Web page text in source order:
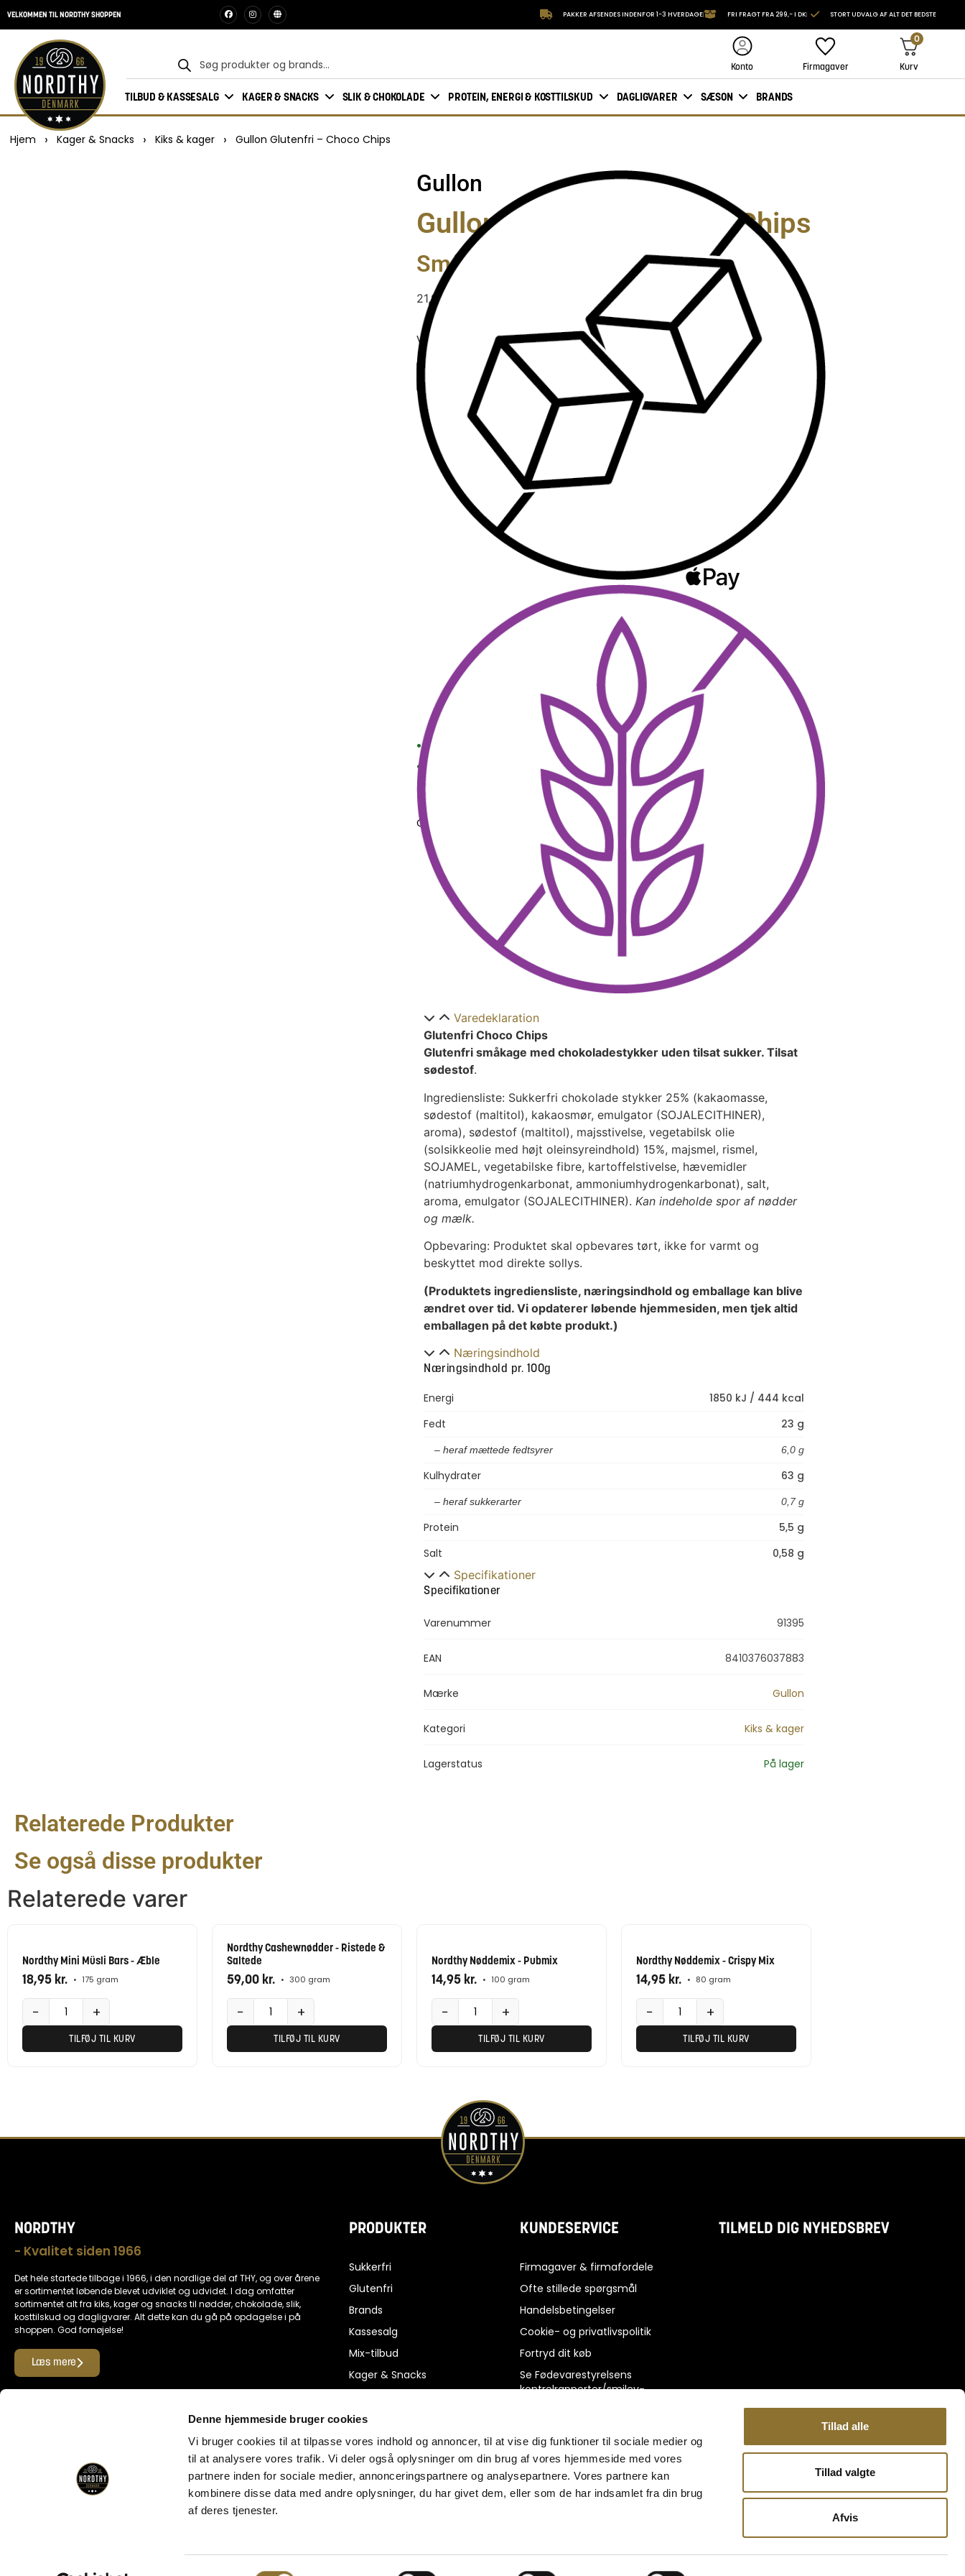
Denne hjemmeside bruger cookies
Vi bruger cookies til at tilpasse vores indhold og annoncer, til at vise dig funktioner til sociale medier og
til at analysere vores trafik. Vi deler også oplysninger om din brug af vores hjemmeside med vores
partnere inden for sociale medier, annonceringspartnere og analysepartnere. Vores partnere kan
kombinere disse data med andre oplysninger, du har givet dem, eller som de har indsamlet fra din brug
af deres tjenester.
Tillad alle
Tillad valgte
Afvis
VELKOMMEN TIL NORDTHY SHOPPEN PAKKER AFSENDES INDENFOR 1-3 HVERDAGE FRI FRAGT FRA 299,- I DK STORT UDVALG AF ALT DET BEDSTE
Konto Firmagaver
0
Kurv
TILBUD & KASSESALG KAGER & SNACKS SLIK & CHOKOLADE PROTEIN, ENERGI & KOSTTILSKUD DAGLIGVARER SÆSON BRANDS
Hjem › Kager & Snacks › Kiks & kager › Gullon Glutenfri – Choco Chips
Gullon
Gullon Glutenfri – Choco Chips
Småkage med chokoladestykker
21,95
Variant: 125 gram
Tilføj til kurv
På lager kr.fra gratis levering
Kan afsendes indenfor 1-3 hverdage
Se fragtpriser og levering
Gullon Glutenfri Choco Chips.
Husk!
Køb for over 500 kr. og
Varedeklaration
Glutenfri Choco Chips
Glutenfri småkage med chokoladestykker uden tilsat sukker. Tilsat
sødestof.
Ingrediensliste: Sukkerfri chokolade stykker 25% (kakaomasse,
sødestof (maltitol), kakaosmør, emulgator (SOJALECITHINER),
aroma), sødestof (maltitol), majsstivelse, vegetabilsk olie
(solsikkeolie med højt oleinsyreindhold) 15%, majsmel, rismel,
SOJAMEL, vegetabilske fibre, kartoffelstivelse, hævemidler
(natriumhydrogenkarbonat, ammoniumhydrogenkarbonat), salt,
aroma, emulgator (SOJALECITHINER). Kan indeholde spor af nødder
og mælk.
Opbevaring: Produktet skal opbevares tørt, ikke for varmt og
beskyttet mod direkte sollys.
(Produktets ingrediensliste, næringsindhold og emballage kan blive
ændret over tid. Vi opdaterer løbende hjemmesiden, men tjek altid
emballagen på det købte produkt.)
Næringsindhold
Næringsindhold pr. 100g
Energi
1850 kJ / 444 kcal
Fedt
23 g
– heraf mættede fedtsyrer 6,0 g
Kulhydrater 63 g
– heraf sukkerarter 0,7 g
Protein
5,5 g
Salt
0,58 g
Specifikationer
Specifikationer
Varenummer 91395
EAN 8410376037883
Mærke Gullon
Kategori Kiks & kager
Lagerstatus På lager
Relaterede Produkter
Se også disse produkter
Relaterede varer
Nordthy Mini Müsli Bars - Æble
18,95 kr. • 175 gram
− +
TILFØJ TIL KURV
POPULÆR
Nordthy Cashewnødder - Ristede &
Saltede
59,00 kr. • 300 gram
− +
TILFØJ TIL KURV
Nordthy Nøddemix - Pubmix
14,95 kr. • 100 gram
− +
TILFØJ TIL KURV
Nordthy Nøddemix - Crispy Mix
14,95 kr. • 80 gram
− +
TILFØJ TIL KURV
NORDTHY
- Kvalitet siden 1966
Det hele startede tilbage i 1966, i den nordlige del af THY, og over årene
er sortimentet løbende blevet udviklet og udvidet. I dag omfatter
sortimentet alt fra kiks, kager og snacks til nødder, chokolade, slik,
kosttilskud og dagligvarer. Alt dette kan du gå på opdagelse i på
shoppen. God fornøjelse!
Læs mere
Her kan du betale med
PRODUKTER
Sukkerfri
Glutenfri
Brands
Kassesalg
Mix-tilbud
Kager & Snacks
Protein, Energi & Kosttilskud
Dagligvarer
Kiks & kager
KUNDESERVICE
Firmagaver & firmafordele
Ofte stillede spørgsmål
Handelsbetingelser
Cookie- og privatlivspolitik
Fortryd dit køb
Se Fødevarestyrelsens
kontrolrapporter/smiley-
Ris og ros
Kontakt os
TILMELD DIG NYHEDSBREV